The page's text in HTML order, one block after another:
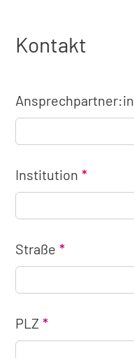
Kontakt
Ansprechpartner:in
Institution
Straße
PLZ